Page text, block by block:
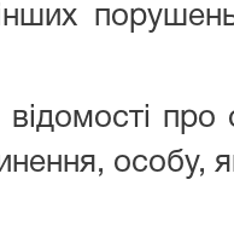
відомості